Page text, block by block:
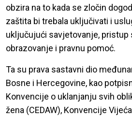
obzira na to kada se zločin
zaštita bi trebala uključivati i
uključujući savjetovanje, pristup
obrazovanje i pravnu pomoć.
Ta su prava sastavni dio
Bosne i Hercegovine, kao
Konvencije o uklanjanju svih
žena (CEDAW), Konvencije